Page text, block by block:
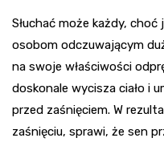
Słuchać może każdy,
osobom odczuwającym
na swoje właściwości
doskonale wycisza ciało i
przed zaśnięciem. W
zaśnięciu, sprawi, że sen